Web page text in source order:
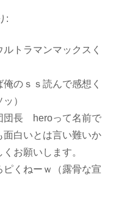
:
トラマンマックスく
のｓｓ読んで感想く
）
団長 heroって名前で
白いとは言い難いか
お願いします。
ピくねーｗ（露骨な宣